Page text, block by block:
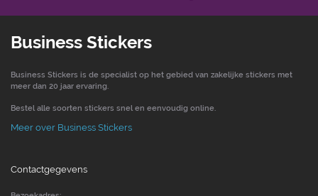
Business Stickers
Business Stickers is de specialist op het gebied van zakelijke stickers met
meer dan 20 jaar ervaring.
Bestel alle soorten stickers snel en eenvoudig online.
Meer over Business Stickers
Contactgegevens